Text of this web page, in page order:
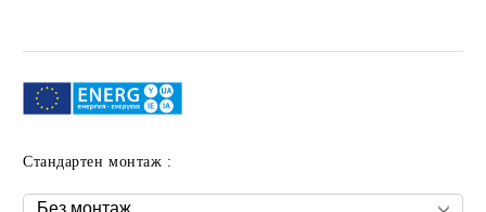
Стандартен монтаж :